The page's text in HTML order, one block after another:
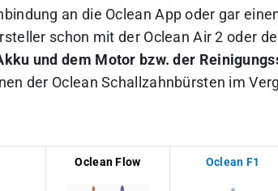
an die Oclean App oder gar
schon mit der Oclean Air 2 oder
und dem Motor bzw. der
der Oclean Schallzahnbürsten im
Oclean Flow Oclean F1